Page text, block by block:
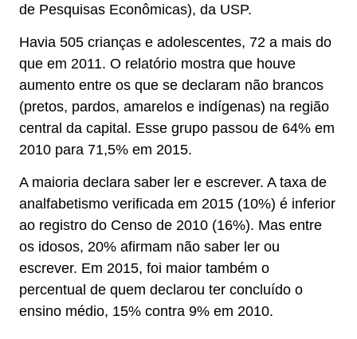
de Pesquisas Econômicas), da USP.
Havia 505 crianças e adolescentes, 72 a mais do
que em 2011. O relatório mostra que houve
aumento entre os que se declaram não brancos
(pretos, pardos, amarelos e indígenas) na região
central da capital. Esse grupo passou de 64% em
2010 para 71,5% em 2015.
A maioria declara saber ler e escrever. A taxa de
analfabetismo verificada em 2015 (10%) é inferior
ao registro do Censo de 2010 (16%). Mas entre
os idosos, 20% afirmam não saber ler ou
escrever. Em 2015, foi maior também o
percentual de quem declarou ter concluído o
ensino médio, 15% contra 9% em 2010.